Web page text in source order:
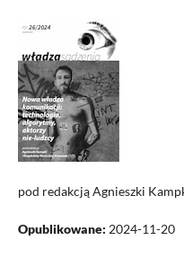
pod redakcją Agnieszki
Opublikowane: 2024-11-20